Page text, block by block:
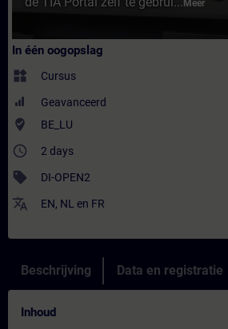
Meer
In één oogopslag
widgets Cursus
Geavanceerd
where_to_vote BE_LU
access_time 2 days
sell DI-OPEN2
translate EN, NL en FR
Beschrijving Data en registratie
Inhoud